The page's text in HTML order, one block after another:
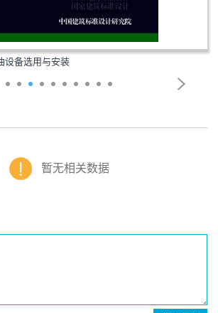
设备选用与安装
暂无相关数据